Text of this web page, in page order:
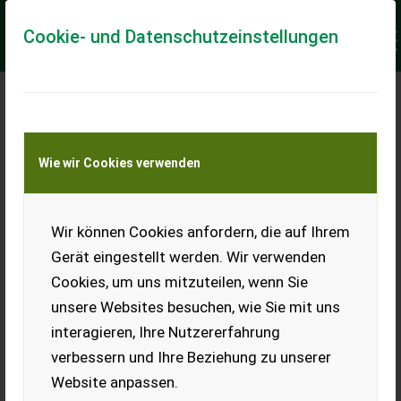
Cookie- und Datenschutzeinstellungen
Wie wir Cookies verwenden
Wir können Cookies anfordern, die auf Ihrem
Gerät eingestellt werden. Wir verwenden
Cookies, um uns mitzuteilen, wenn Sie
unsere Websites besuchen, wie Sie mit uns
interagieren, Ihre Nutzererfahrung
verbessern und Ihre Beziehung zu unserer
Website anpassen.
Meine Transportkostenanfrage
Transport von Land- und Baumaschinen –
KEINE Tiertransporte
Ladeort
Ort